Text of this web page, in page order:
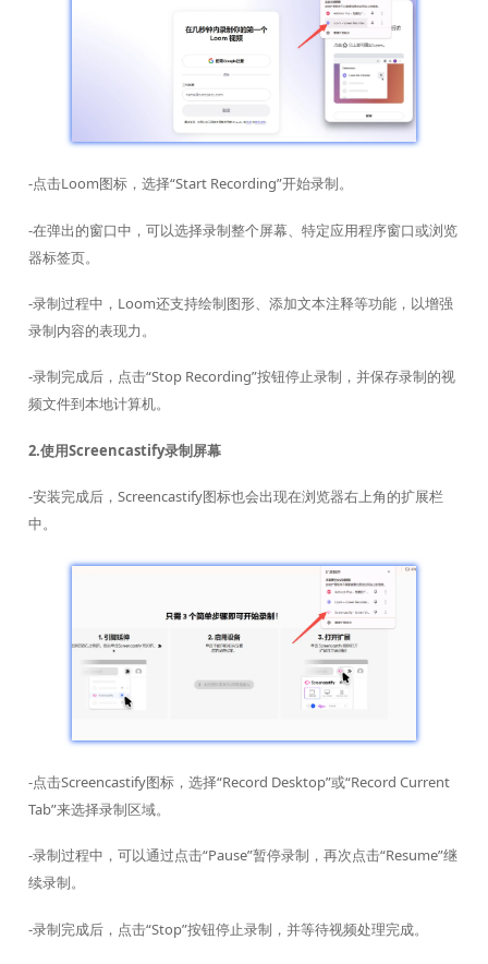
-点击Loom图标，选择“Start Recording”开始录制。
-在弹出的窗口中，可以选择录制整个屏幕、特定应用程序窗口或浏览
器标签页。
-录制过程中，Loom还支持绘制图形、添加文本注释等功能，以增强
录制内容的表现力。
-录制完成后，点击“Stop Recording”按钮停止录制，并保存录制的视
频文件到本地计算机。
2.使用Screencastify录制屏幕
-安装完成后，Screencastify图标也会出现在浏览器右上角的扩展栏
中。
-点击Screencastify图标，选择“Record Desktop”或“Record Current
Tab”来选择录制区域。
-录制过程中，可以通过点击“Pause”暂停录制，再次点击“Resume”继
续录制。
-录制完成后，点击“Stop”按钮停止录制，并等待视频处理完成。